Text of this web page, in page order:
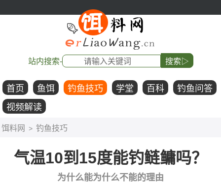
站内搜索- 搜索▷
首页 鱼饵 钓鱼技巧 学堂 百科
钓鱼问答
视频解读
饵料网 > 钓鱼技巧
气温10到15度能钓鲢鳙吗？
为什么能为什么不能的理由